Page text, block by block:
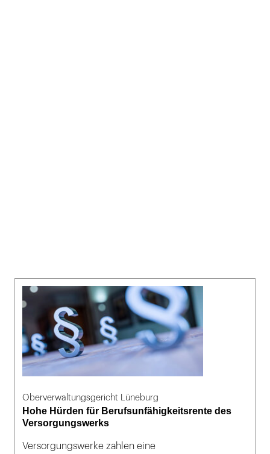
Oberverwaltungsgericht Lüneburg
Hohe Hürden für Berufsunfähigkeitsrente des
Versorgungswerks
Versorgungswerke zahlen eine